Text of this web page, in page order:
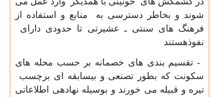
شوند و بخاطر دسترسی به منابع و استفاده از
فرهنگ های سنتی ـ عشیرتی تا حدودی دارای
نفوذهستند
- تقسیم بندی های خصمانه بر حسب محله های
سکونت که بطور تصنعی و بیسابقه ای برچسب
تیره و قبیله می خورند و بوسیله نهادهی اطلاعاتی